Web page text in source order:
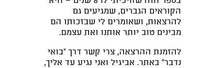
הקוראים הגברים, שמגיעים גם
להרצאות, ושאומרים לי שבזכותו הם
מבינים טוב יותר אותנו ואת עצמם.
להזמנת ההרצאה, צרי קשר דרך "בואי
נדבר" באתר. אביגיל ואני נגיע עד אליך,